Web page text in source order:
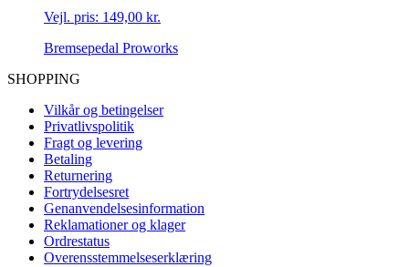
Vejl. pris: 149,00 kr.
Bremsepedal Proworks
SHOPPING
Vilkår og betingelser
Privatlivspolitik
Fragt og levering
Betaling
Returnering
Fortrydelsesret
Genanvendelsesinformation
Reklamationer og klager
Ordrestatus
Overensstemmelseserklæring